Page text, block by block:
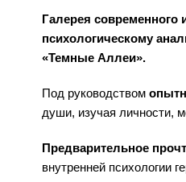
Галерея современного
психологическому
«Темные Аллеи».
Под руководством
души, изучая личности,
Предварительное
внутренней психологии